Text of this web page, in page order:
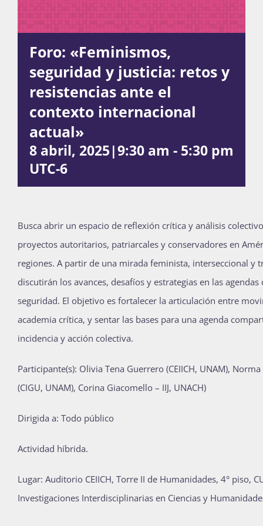
Actividades
La Boletina
Recursos
Súmate
Publicaciones
Bienvenida generación 2027-1
Foro: «Feminismos,
seguridad y justicia: retos y
resistencias ante el
contexto internacional
actual»
8 abril, 2025|9:30 am - 5:30 pm
UTC-6
Busca abrir un espacio de reflexión crítica y análisis
proyectos autoritarios, patriarcales y conservadores en
regiones. A partir de una mirada feminista, interseccional y
discutirán los avances, desafíos y estrategias en las agendas
seguridad. El objetivo es fortalecer la articulación entre
academia crítica, y sentar las bases para una agenda
incidencia y acción colectiva.
Participante(s): Olivia Tena Guerrero (CEIICH, UNAM),
(CIGU, UNAM), Corina Giacomello – IIJ, UNACH)
Dirigida a: Todo público
Actividad híbrida.
Lugar: Auditorio CEIICH, Torre II de Humanidades, 4° piso,
Investigaciones Interdisciplinarias en Ciencias y